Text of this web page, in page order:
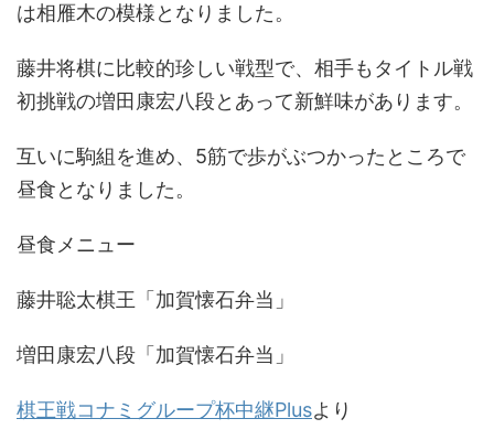
は相雁木の模様となりました。
藤井将棋に比較的珍しい戦型で、相手もタイトル戦
初挑戦の増田康宏八段とあって新鮮味があります。
互いに駒組を進め、5筋で歩がぶつかったところで
昼食となりました。
昼食メニュー
藤井聡太棋王「加賀懐石弁当」
増田康宏八段「加賀懐石弁当」
棋王戦コナミグループ杯中継Plusより